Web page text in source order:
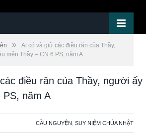
»
Ai có và giữ các điều răn của Thầy,
mến Thầy – CN 6 PS, năm A
điều răn của Thầy, người
PS, năm A
CẦU NGUYỆN SUY NIỆM CHÚA NHẬT